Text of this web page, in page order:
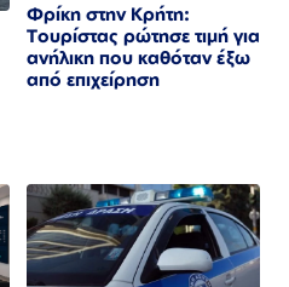
Φρίκη στην Κρήτη:
Τουρίστας ρώτησε τιμή για
ανήλικη που καθόταν έξω
από επιχείρηση